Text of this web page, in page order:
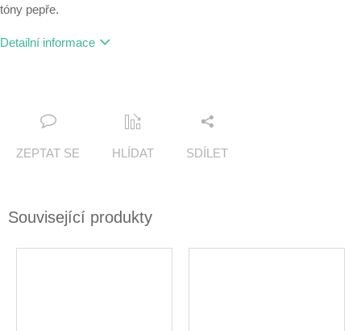
tóny pepře.
Detailní informace
ZEPTAT SE HLÍDAT SDÍLET
Související produkty